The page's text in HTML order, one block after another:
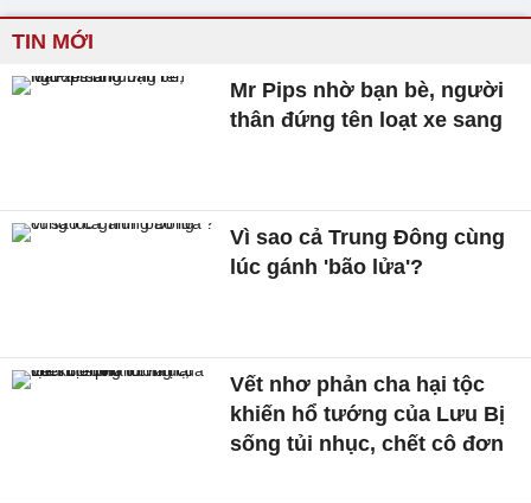
TIN MỚI
Mr Pips nhờ bạn bè, người
thân đứng tên loạt xe sang
Vì sao cả Trung Đông cùng
lúc gánh 'bão lửa'?
Vết nhơ phản cha hại tộc
khiến hổ tướng của Lưu Bị
sống tủi nhục, chết cô đơn